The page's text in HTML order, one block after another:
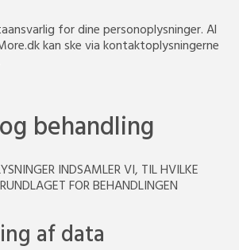
for dine personoplysninger. Al
kan ske via kontaktoplysningerne
behandling
INDSAMLER VI, TIL HVILKE
FOR BEHANDLINGEN
af data